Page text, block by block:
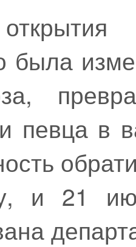
была
певца в
и 21